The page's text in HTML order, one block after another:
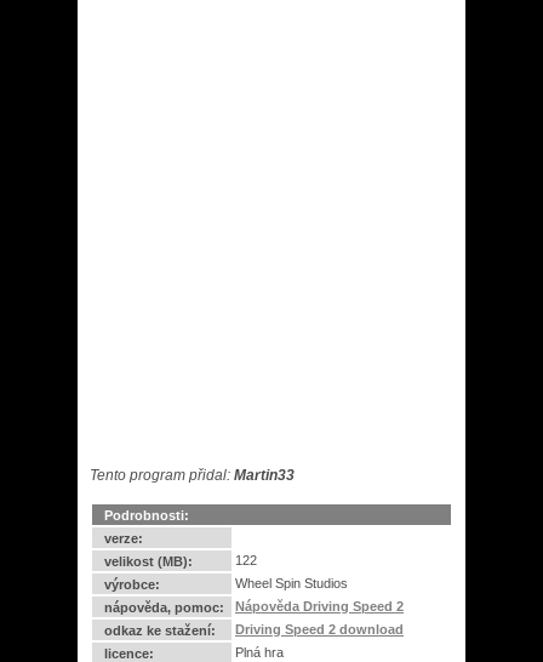
Tento program přidal: Martin33
Podrobnosti:
verze:
velikost (MB):
122
výrobce:
Wheel Spin Studios
nápověda, pomoc:
Nápověda Driving Speed 2
odkaz ke stažení:
Driving Speed 2 download
licence:
Plná hra